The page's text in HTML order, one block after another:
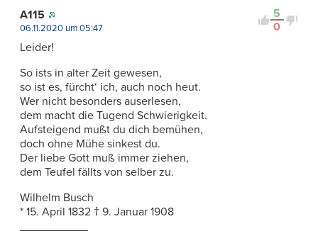
5
0
A115
06.11.2020 um 05:47
Leider!
So ists in alter Zeit gewesen,
so ist es, fürcht‘ ich, auch noch heut.
Wer nicht besonders auserlesen,
dem macht die Tugend Schwierigkeit.
Aufsteigend mußt du dich bemühen,
doch ohne Mühe sinkest du.
Der liebe Gott muß immer ziehen,
dem Teufel fällts von selber zu.
Wilhelm Busch
* 15. April 1832 † 9. Januar 1908